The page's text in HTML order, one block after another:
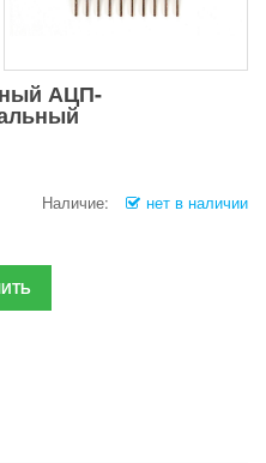
АЦП-
Наличие: нет в наличии